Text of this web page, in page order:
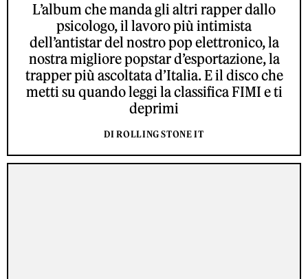
L’album che manda gli altri rapper dallo
psicologo, il lavoro più intimista
dell’antistar del nostro pop elettronico, la
nostra migliore popstar d’esportazione, la
trapper più ascoltata d’Italia. E il disco che
metti su quando leggi la classifica FIMI e ti
deprimi
DI ROLLING STONE IT